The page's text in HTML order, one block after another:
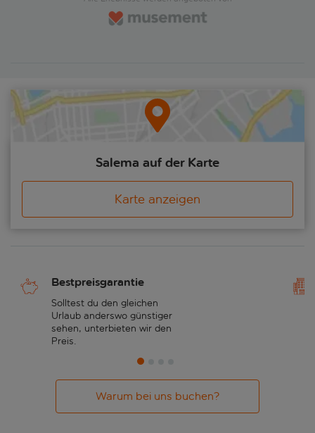
Salema auf der Karte
Karte anzeigen
Bestpreisgarantie
Solltest du den gleichen
Urlaub anderswo günstiger
sehen, unterbieten wir den
Preis.
Warum bei uns buchen?